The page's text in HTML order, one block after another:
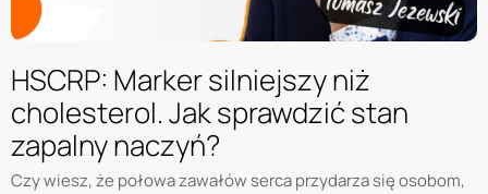
HSCRP: Marker silniejszy niż
cholesterol. Jak sprawdzić stan
zapalny naczyń?
Czy wiesz, że połowa zawałów serca przydarza się osobom,